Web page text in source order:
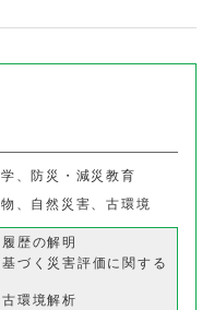
、防災・減災教育
、自然災害、古環境
歴の解明
づく災害評価に関する
環境解析